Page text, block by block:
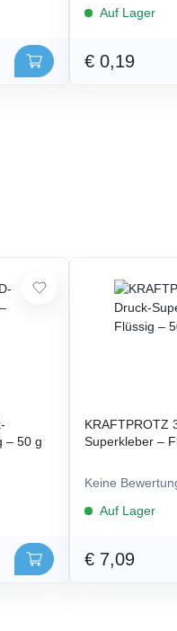
Auf Lager
€ 0,19
– 50 g
KRAFTPROTZ
Superkleber –
Keine
Auf Lager
€ 7,09